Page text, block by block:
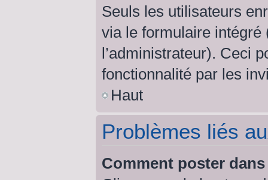
Seuls les utilisateurs
via le formulaire intégré
l’administrateur). Ceci
fonctionnalité par les
Haut
Problèmes liés
Comment poster